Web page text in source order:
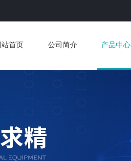
站首页 公司简介 产品中心